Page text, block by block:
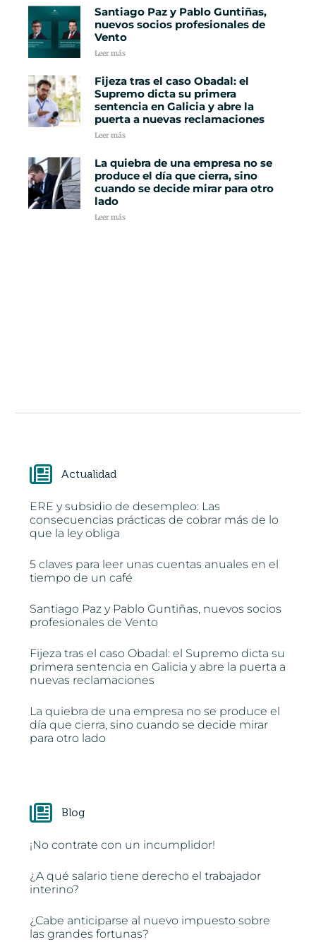
Santiago Paz y Pablo Guntiñas,
nuevos socios profesionales de
Vento
Leer más
Fijeza tras el caso Obadal: el
Supremo dicta su primera
sentencia en Galicia y abre la
puerta a nuevas reclamaciones
Leer más
La quiebra de una empresa no se
produce el día que cierra, sino
cuando se decide mirar para otro
lado
Leer más
Actualidad
ERE y subsidio de desempleo: Las
consecuencias prácticas de cobrar más de lo
que la ley obliga
5 claves para leer unas cuentas anuales en el
tiempo de un café
Santiago Paz y Pablo Guntiñas, nuevos socios
profesionales de Vento
Fijeza tras el caso Obadal: el Supremo dicta su
primera sentencia en Galicia y abre la puerta a
nuevas reclamaciones
La quiebra de una empresa no se produce el
día que cierra, sino cuando se decide mirar
para otro lado
Blog
¡No contrate con un incumplidor!
¿A qué salario tiene derecho el trabajador
interino?
¿Cabe anticiparse al nuevo impuesto sobre
las grandes fortunas?